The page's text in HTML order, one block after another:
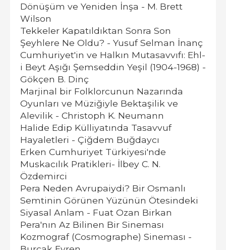
Dönüşüm ve Yeniden İnşa - M. Brett
Wilson
Tekkeler Kapatıldıktan Sonra Son
Şeyhlere Ne Oldu? - Yusuf Selman İnanç
Cumhuriyet'in ve Halkın Mutasavvıfı: Ehl-
i Beyt Aşığı Şemseddin Yeşil (1904-1968) -
Gökçen B. Dinç
Marjinal bir Folklorcunun Nazarında
Oyunları ve Müziğiyle Bektaşilik ve
Alevilik - Christoph K. Neumann
Halide Edip Külliyatında Tasavvuf
Hayaletleri - Çiğdem Buğdaycı
Erken Cumhuriyet Türkiyesi'nde
Muskacılık Pratikleri- İlbey C. N.
Özdemirci
Pera Neden Avrupaiydi? Bir Osmanlı
Semtinin Görünen Yüzünün Ötesindeki
Siyasal Anlam - Fuat Ozan Birkan
Pera'nın Az Bilinen Bir Sineması
Kozmograf (Cosmographe) Sineması -